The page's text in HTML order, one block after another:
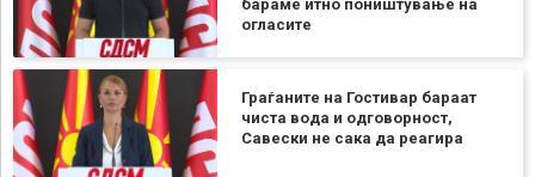
бараме итно поништување на
огласите
Граѓаните на Гостивар бараат
чиста вода и одговорност,
Савески не сака да реагира